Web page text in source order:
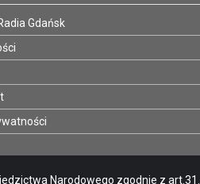
Gdańsk
Narodowego zgodnie z